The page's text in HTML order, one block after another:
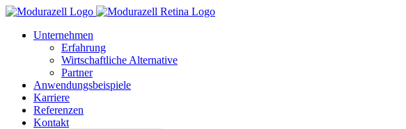
Unternehmen
Erfahrung
Wirtschaftliche Alternative
Partner
Anwendungsbeispiele
Karriere
Referenzen
Kontakt